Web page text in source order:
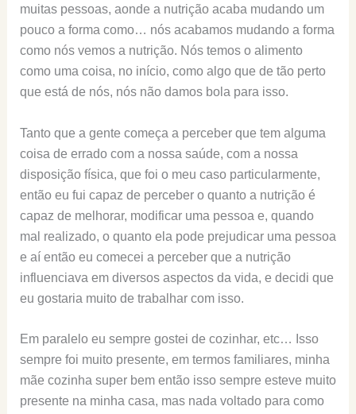
muitas pessoas, aonde a nutrição acaba mudando um
pouco a forma como… nós acabamos mudando a forma
como nós vemos a nutrição. Nós temos o alimento
como uma coisa, no início, como algo que de tão perto
que está de nós, nós não damos bola para isso.
Tanto que a gente começa a perceber que tem alguma
coisa de errado com a nossa saúde, com a nossa
disposição física, que foi o meu caso particularmente,
então eu fui capaz de perceber o quanto a nutrição é
capaz de melhorar, modificar uma pessoa e, quando
mal realizado, o quanto ela pode prejudicar uma pessoa
e aí então eu comecei a perceber que a nutrição
influenciava em diversos aspectos da vida, e decidi que
eu gostaria muito de trabalhar com isso.
Em paralelo eu sempre gostei de cozinhar, etc… Isso
sempre foi muito presente, em termos familiares, minha
mãe cozinha super bem então isso sempre esteve muito
presente na minha casa, mas nada voltado para como